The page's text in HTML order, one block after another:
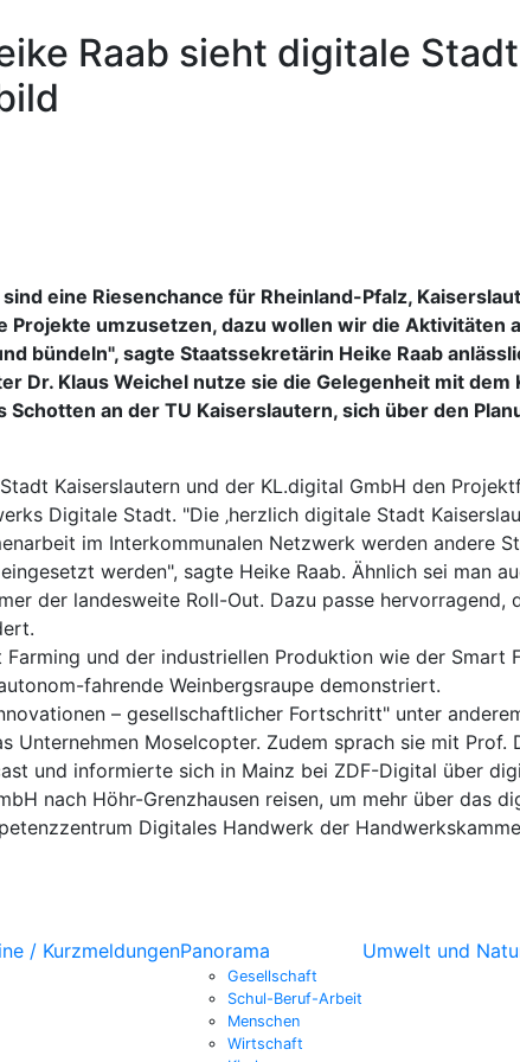
Raab sieht digitale
eine Riesenchance für Rheinland-Pfalz,
Projekte umzusetzen, dazu wollen wir die Aktivitäten
bündeln", sagte Staatssekretärin Heike Raab
Dr. Klaus Weichel nutze sie die Gelegenheit mit dem
an der TU Kaiserslautern, sich über den
Kaiserslautern und der KL.digital GmbH den
Digitale Stadt. "Die ‚herzlich digitale Stadt
im Interkommunalen Netzwerk werden andere
werden", sagte Heike Raab. Ähnlich sei man
der landesweite Roll-Out. Dazu passe hervorragend,
und der industriellen Produktion wie der Smart
fahrende Weinbergsraupe demonstriert.
– gesellschaftlicher Fortschritt" unter
Moselcopter. Zudem sprach sie mit Prof.
und informierte sich in Mainz bei ZDF-Digital über
nach Höhr-Grenzhausen reisen, um mehr über das
Digitales Handwerk der
/ KurzmeldungenPanorama
Gesellschaft
Schul-Beruf-Arbeit
Menschen
Wirtschaft
Umwelt und